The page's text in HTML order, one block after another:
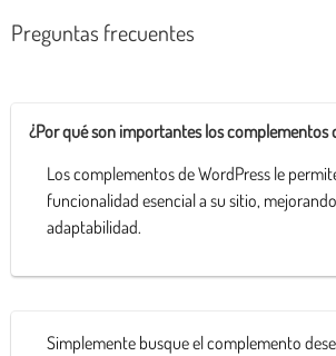
Preguntas frecuentes
¿Por qué son importantes los complementos
Los complementos de WordPress le
funcionalidad esencial a su sitio,
adaptabilidad.
Simplemente busque el complemento